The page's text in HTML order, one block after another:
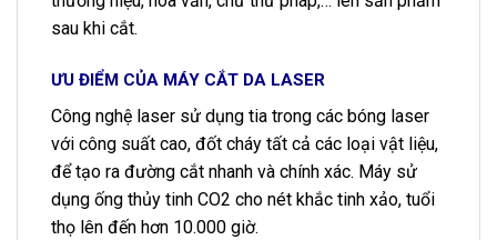
sau khi cắt.
ƯU ĐIỂM CỦA MÁY CẮT DA LASER
Công nghệ laser sử dụng tia trong các bóng laser
với công suất cao, đốt cháy tất cả các loại vật liệu,
để tạo ra đường cắt nhanh và chính xác. Máy sử
dụng ống thủy tinh CO2 cho nét khắc tinh xảo, tuổi
thọ lên đến hơn 10.000 giờ.